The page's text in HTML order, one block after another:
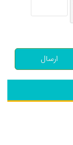
ارسال